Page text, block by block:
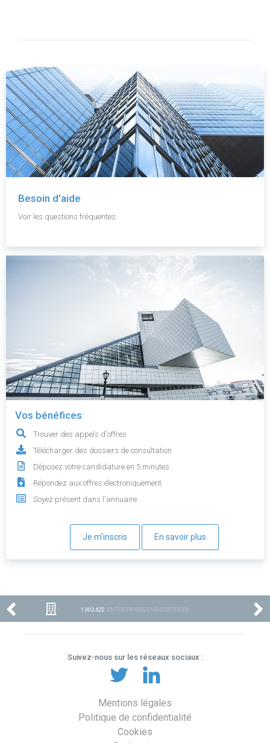
Besoin d'aide
Voir les questions fréquentes.
Vos bénéfices
Trouver des appels d'offres
Télécharger des dossiers de consultation
Déposez votre candidature en 5 minutes
Répondez aux offres électroniquement
Soyez présent dans l'annuaire
Je m'inscris En savoir plus
1 002 422 ENTREPRISES ENREGISTRÉES
Suivez-nous sur les réseaux sociaux :
Mentions légales
Politique de confidentialité
Cookies